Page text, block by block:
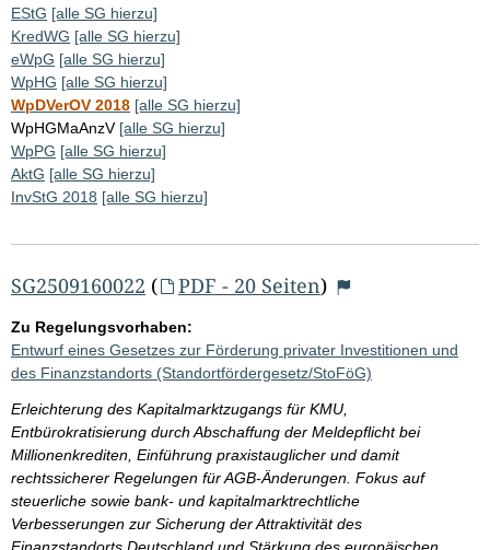
EStG [alle SG hierzu]
KredWG [alle SG hierzu]
eWpG [alle SG hierzu]
WpHG [alle SG hierzu]
WpDVerOV 2018 [alle SG hierzu]
WpHGMaAnzV [alle SG hierzu]
WpPG [alle SG hierzu]
AktG [alle SG hierzu]
InvStG 2018 [alle SG hierzu]
SG2509160022 ( PDF - 20 Seiten)
Zu Regelungsvorhaben:
Entwurf eines Gesetzes zur Förderung privater Investitionen und
des Finanzstandorts (Standortfördergesetz/StoFöG)
Erleichterung des Kapitalmarktzugangs für KMU,
Entbürokratisierung durch Abschaffung der Meldepflicht bei
Millionenkrediten, Einführung praxistauglicher und damit
rechtssicherer Regelungen für AGB-Änderungen. Fokus auf
steuerliche sowie bank- und kapitalmarktrechtliche
Verbesserungen zur Sicherung der Attraktivität des
Finanzstandorts Deutschland und Stärkung des europäischen